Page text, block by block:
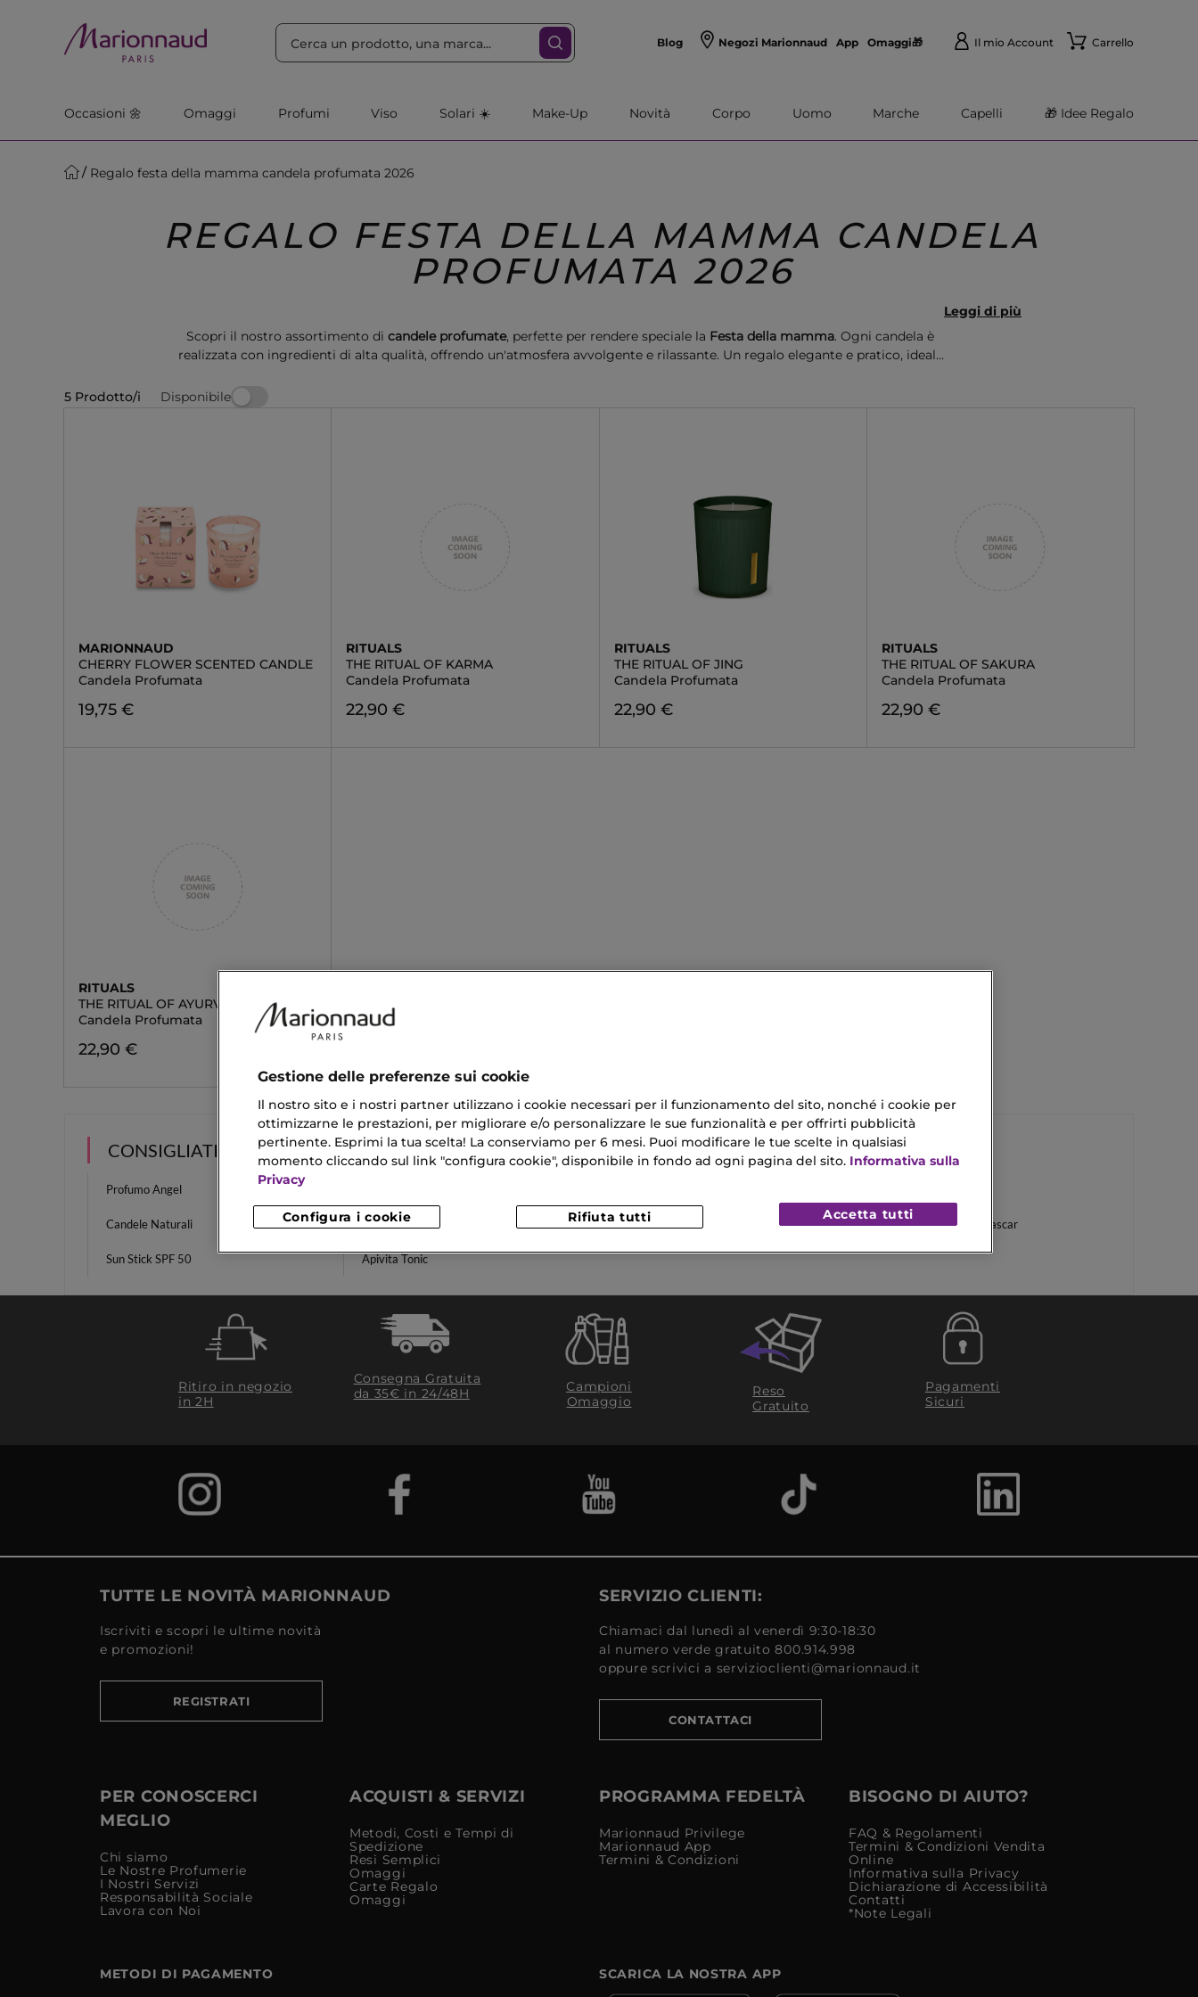
Blog Negozi Marionnaud App Omaggi🎁 Il mio Account Carrello
Occasioni 🌼 Omaggi Profumi Viso Solari ☀️ Make-Up Novità Corpo Uomo Marche Capelli 🎁 Idee Regalo
Regalo festa della mamma candela profumata 2026
REGALO FESTA DELLA MAMMA CANDELA
PROFUMATA 2026
Scopri il nostro assortimento di candele profumate, perfette per rendere speciale la Festa della mamma. Ogni candela è
realizzata con ingredienti di alta qualità, offrendo un'atmosfera avvolgente e rilassante. Un regalo elegante e pratico, ideale
Leggi di più
5 Prodotto/i Disponibile
MARIONNAUD
CHERRY FLOWER SCENTED CANDLE
Candela Profumata
19,75 €
RITUALS
THE RITUAL OF KARMA
Candela Profumata
22,90 €
RITUALS
THE RITUAL OF JING
Candela Profumata
22,90 €
RITUALS
THE RITUAL OF SAKURA
Candela Profumata
22,90 €
RITUALS
THE RITUAL OF AYURVEDA
Candela Profumata
22,90 €
CONSIGLIATI PER TE
Profumo Angel
Candele Naturali Face Zone Labbra Marroni Tonico Centella Madagascar
Sun Stick SPF 50 Apivita Tonic
Ritiro in negozio
in 2H
Consegna Gratuita
da 35€​ in 24/48H
Campioni
Omaggio
Reso
Gratuito
Pagamenti
Sicuri
TUTTE LE NOVITÀ MARIONNAUD
Iscriviti e scopri le ultime novità
e promozioni!
REGISTRATI
SERVIZIO CLIENTI:
Chiamaci dal lunedì al venerdì 9:30-18:30
al numero verde gratuito 800.914.998
oppure scrivici a servizioclienti@marionnaud.it
CONTATTACI
PER CONOSCERCI
MEGLIO
Chi siamo
Le Nostre Profumerie
I Nostri Servizi
Responsabilità Sociale
Lavora con Noi
ACQUISTI & SERVIZI
Metodi, Costi e Tempi di
Spedizione
Resi Semplici
Omaggi
Carte Regalo
Omaggi
PROGRAMMA FEDELTÀ
Marionnaud Privilege
Marionnaud App
Termini & Condizioni
BISOGNO DI AIUTO?
FAQ & Regolamenti
Termini & Condizioni Vendita
Online
Informativa sulla Privacy
Dichiarazione di Accessibilità
Contatti
*Note Legali
METODI DI PAGAMENTO SCARICA LA NOSTRA APP
Gestione delle preferenze sui cookie
Il nostro sito e i nostri partner utilizzano i cookie necessari per il funzionamento del sito, nonché i cookie per
ottimizzarne le prestazioni, per migliorare e/o personalizzare le sue funzionalità e per offrirti pubblicità
pertinente. Esprimi la tua scelta! La conserviamo per 6 mesi. Puoi modificare le tue scelte in qualsiasi
momento cliccando sul link "configura cookie", disponibile in fondo ad ogni pagina del sito. Informativa sulla
Privacy
Configura i cookie Rifiuta tutti Accetta tutti